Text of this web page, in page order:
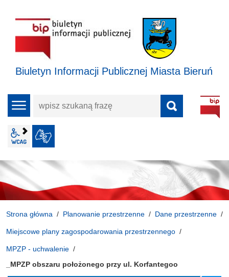
Biuletyn Informacji Publicznej Miasta Bieruń
menu
wpisz
frazę
wcag2.1
Strona główna Planowanie przestrzenne Dane przestrzenne
Miejscowe plany zagospodarowania przestrzennego
MPZP - uchwalenie
_MPZP obszaru położonego przy ul. Korfantegoo